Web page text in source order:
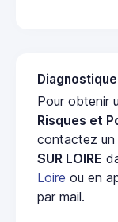
Pour obtenir
Risques et
contactez un
SUR LOIRE
Loire ou en
par mail.